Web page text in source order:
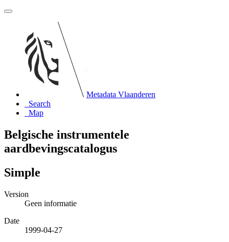
Metadata Vlaanderen
Search
Map
Belgische instrumentele
aardbevingscatalogus
Simple
Version
Geen informatie
Date
1999-04-27